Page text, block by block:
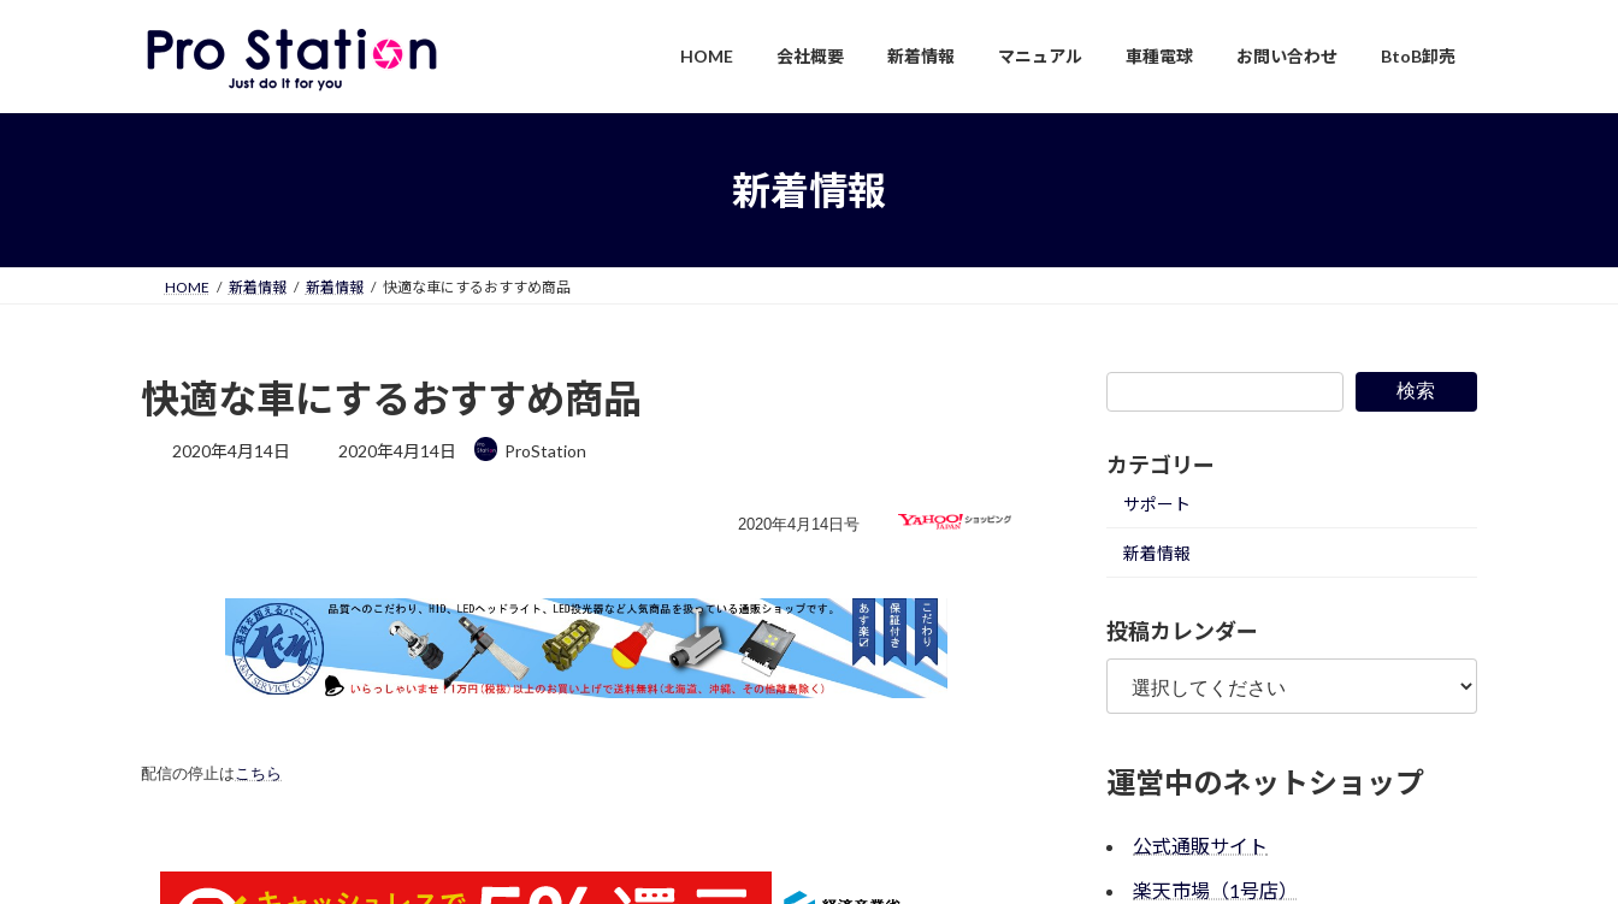
プ
動
HOME 会社概要 新着情報 マニュアル 車種電球 お問い合わせ BtoB卸売
新着情報
HOME 新着情報 新着情報 快適な車にするおすすめ商品
快適な車にするおすすめ商品
2020年4月14日
最
2020年4月14日 ProStation
2020年4月14日号
配信の停止はこちら
検索
カテゴリー
サポート
新着情報
投稿カレンダー
運営中のネットショップ
公式通販サイト
楽天市場（1号店）